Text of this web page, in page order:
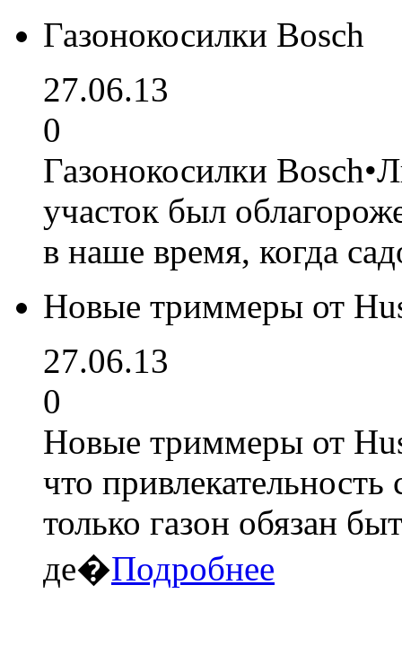
Газонокосилки Bosch
27.06.13
0
Газонокосилки
участок был
в наше время, когда
Новые триммеры от
27.06.13
0
Новые триммеры от
что привлекательность
только газон обязан
де�Подробнее